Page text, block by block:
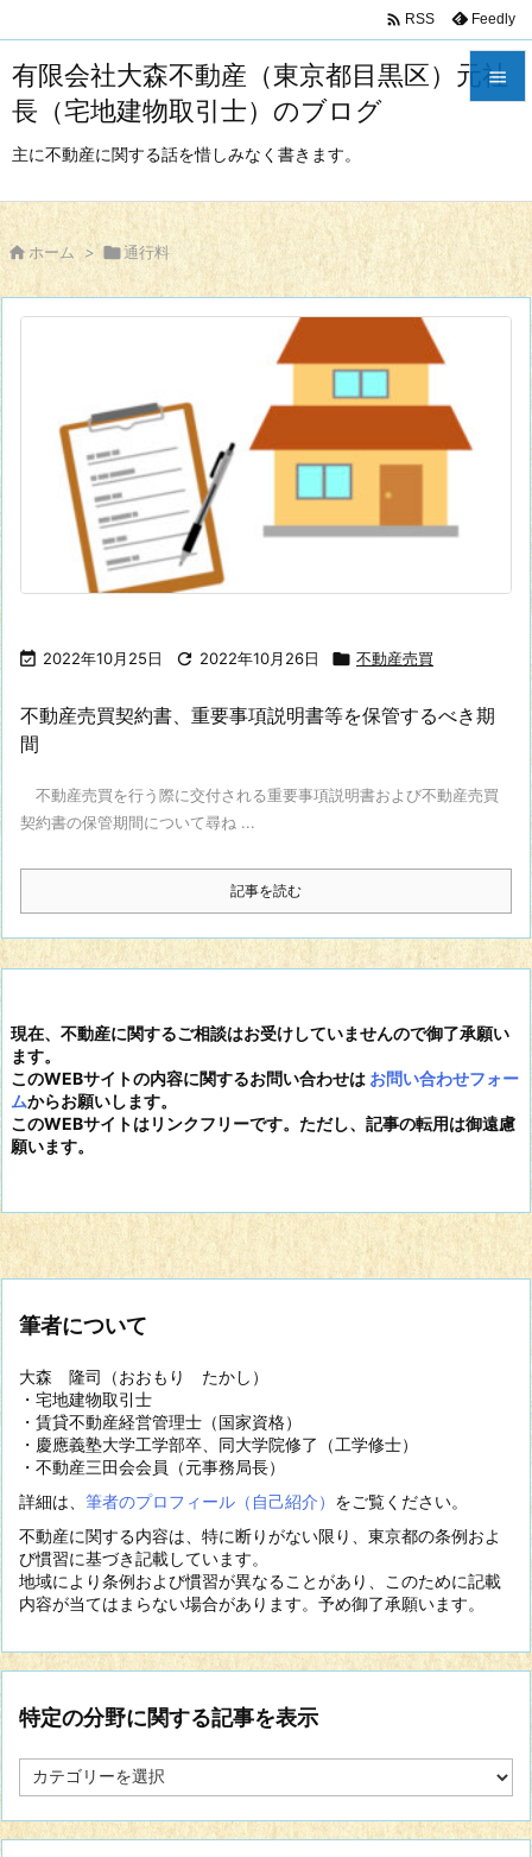
有限会社大森不動産（東京都目黒区）元社
長（宅地建物取引士）のブログ
主に不動産に関する話を惜しみなく書きます。

サイド

前へ

 RSS Feedly
 ホーム > 通行料
 2022年10月25日  2022年10月26日  不動産売買
不動産売買契約書、重要事項説明書等を保管するべき期
間
不動産売買を行う際に交付される重要事項説明書および不動産売買
契約書の保管期間について尋ね ...
記事を読む
現在、不動産に関するご相談はお受けしていませんので御了承願い
ます。
このWEBサイトの内容に関するお問い合わせは お問い合わせフォー
ムからお願いします。
このWEBサイトはリンクフリーです。ただし、記事の転用は御遠慮
願います。
筆者について
大森 隆司（おおもり たかし）
・宅地建物取引士
・賃貸不動産経営管理士（国家資格）
・慶應義塾大学工学部卒、同大学院修了（工学修士）
・不動産三田会会員（元事務局長）
詳細は、 筆者のプロフィール（自己紹介） をご覧ください。
不動産に関する内容は、特に断りがない限り、東京都の条例およ
び慣習に基づき記載しています。
地域により条例および慣習が異なることがあり、このために記載
内容が当てはまらない場合があります。予め御了承願います。
特定の分野に関する記事を表示
定
分